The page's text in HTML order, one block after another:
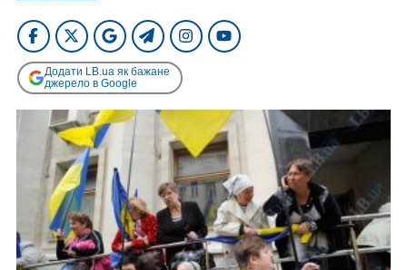
Додати LB.ua як бажане
джерело в Google